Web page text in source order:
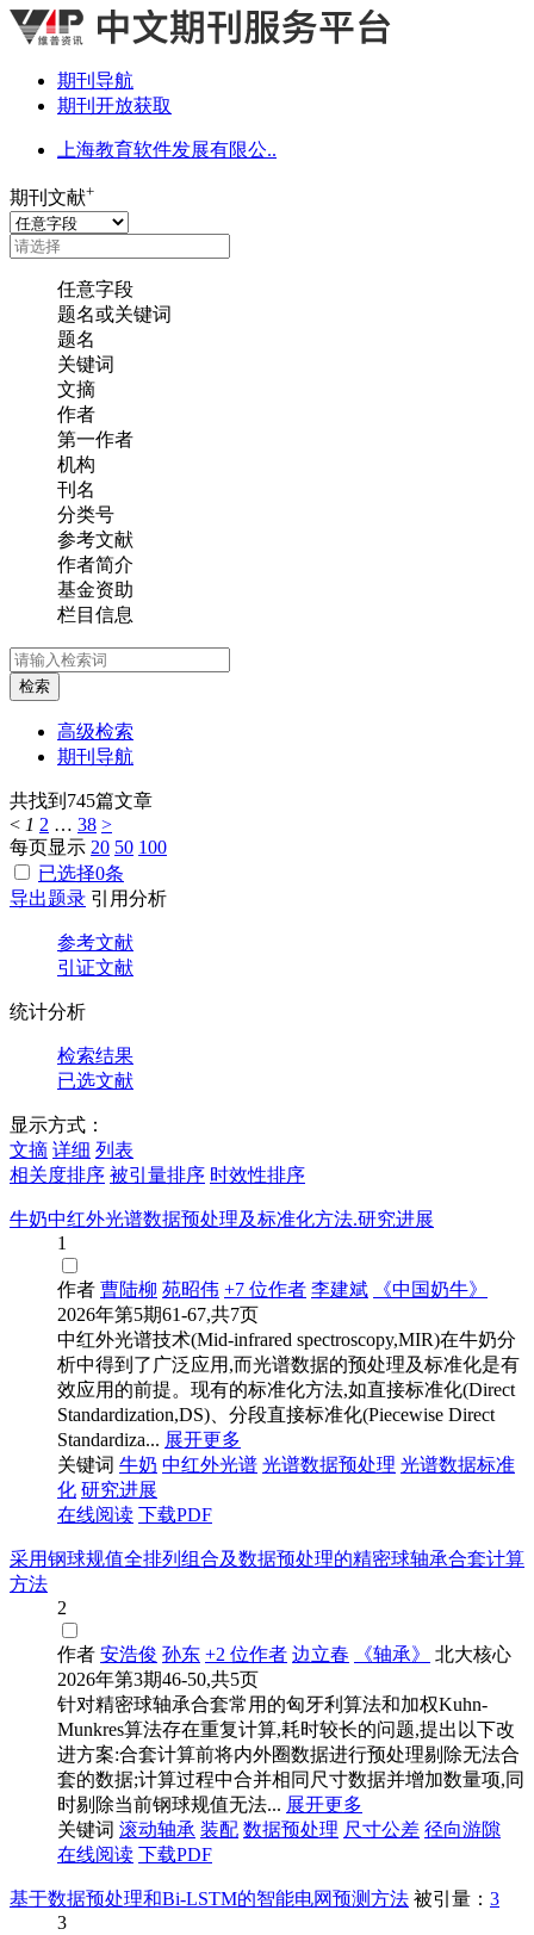
期刊导航
期刊开放获取
上海教育软件发展有限公..
期刊文献+
任意字段
题名或关键词
题名
关键词
文摘
作者
第一作者
机构
刊名
分类号
参考文献
作者简介
基金资助
栏目信息
检索
高级检索
期刊导航
共找到 745篇文章
< 1 2 … 38 >
每页显示 20 50 100
已选择0条
导出题录 引用分析
参考文献
引证文献
统计分析
检索结果
已选文献
显示方式：
文摘 详细 列表
相关度排序 被引量排序 时效性排序
牛奶中红外光谱数据预处理及标准化方法.研究进展
1
作者 曹陆柳 苑昭伟 +7 位作者 李建斌
《中国奶牛》
2026年第5期61-67,共7页
中红外光谱技术(Mid-infrared spectroscopy,MIR)在牛奶分
析中得到了广泛应用,而光谱数据的预处理及标准化是有
效应用的前提。现有的标准化方法,如直接标准化(Direct
Standardization,DS)、分段直接标准化(Piecewise Direct
Standardiza... 展开更多
关键词 牛奶 中红外光谱 光谱数据预处理 光谱数据标准
化 研究进展
在线阅读 下载PDF
采用钢球规值全排列组合及数据预处理的精密球轴承合套计算
方法
2
作者 安浩俊 孙东 +2 位作者 边立春 《轴承》
北大核心
2026年第3期46-50,共5页
针对精密球轴承合套常用的匈牙利算法和加权Kuhn-
Munkres算法存在重复计算,耗时较长的问题,提出以下改
进方案:合套计算前将内外圈数据进行预处理剔除无法合
套的数据;计算过程中合并相同尺寸数据并增加数量项,同
时剔除当前钢球规值无法... 展开更多
关键词 滚动轴承 装配 数据预处理 尺寸公差 径向游隙
在线阅读 下载PDF
基于数据预处理和Bi-LSTM的智能电网预测方法 被引量： 3
3